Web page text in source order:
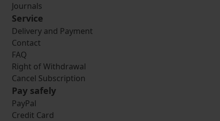
Journals
Service
Delivery and Payment
Contact
FAQ
Right of Withdrawal
Cancel Subscription
Pay safely
PayPal
Credit Card